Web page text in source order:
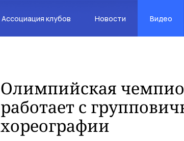
Ассоциация клубов Новости Видео
Олимпийская
работает с
хореографии